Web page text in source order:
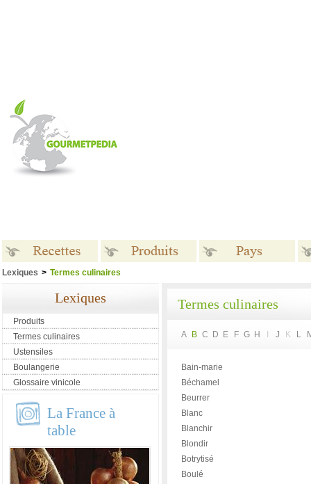
Lexiques > Termes culinaires
Lexiques
Produits
Termes culinaires
Ustensiles
Boulangerie
Glossaire vinicole
La France à
table
Termes culinaires
A B C D E F G H J K L
Bain-marie
Béchamel
Beurrer
Blanc
Blanchir
Blondir
Botrytisé
Boulé
Recettes